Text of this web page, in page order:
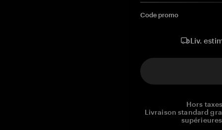
Code promo
Liv.
Hors
Livraison standard